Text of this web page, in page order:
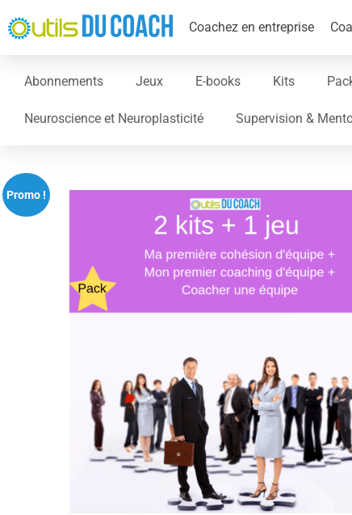
Coachez en entreprise
Abonnements Jeux E-books Kits
Neuroscience et Neuroplasticité Supervision &
Promo !